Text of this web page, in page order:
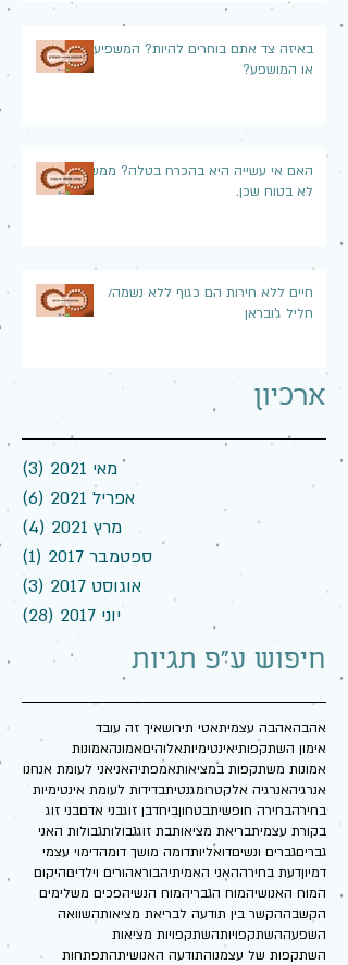
באיזה צד אתם בוחרים להיות? המשפיע
או המושפע?
האם אי עשייה היא בהכרח בטלה? ממש
לא בטוח שכן.
חיים ללא חירות הם כגוף ללא נשמה/
חליל ג'ובראן
ארכיון
מאי 2021 (3)
אפריל 2021
(6)
מרץ 2021
(4)
ספטמבר 2017
(1)
אוגוסט 2017
(3)
יוני 2017
(28)
חיפוש ע"פ תגיות
אהבהאהבה עצמיתאטי תירושאיך זה עובד
אימון השתקפותיאינטימיותאלוהיםאמונהאמונות
אמונות משתקפות במציאותאמפתיהאניאני לעומת אנחנו
אנרגיהאנרגיה אלקטרומגנטיתבדידות לעומת אינטימיות
בחירהבחירה חופשיתבטחוןביחדבן זוגבני אדםבני זוג
בקורת עצמיתבריאת מציאותבת זוגגבולותגבולות האני
גבריםגברים ונשיםדואליותדומה מושך דומהדימוי עצמי
דמיוןדעת בחירההאני האמיתיהבוראהורים וילדיםהיקום
המוח האנושיהמוח הגבריהמוח הנשיהפכים משלימים
הקשבההקשר בין תודעה לבריאת מציאותהשוואה
השפעההשתקפויותהשתקפויות מציאות
השתקפות של עצמנוהתודעה האנושיתהתפתחות